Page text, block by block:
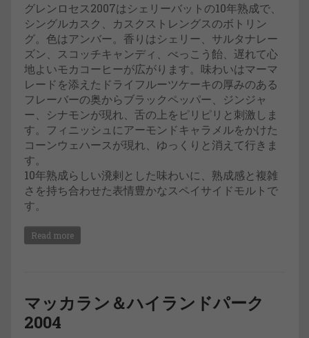
グレンロセス2007はシェリーバットの10年熟成で、
シングルカスク、カスクストレングスのボトリン
グ。色はアンバー。香りはシェリー、サルタナレー
ズン、スコッチキャンディ、べっこう飴、遅れて心
地よいモカコーヒーが広がります。味わいはマーマ
レードを添えたドライフルーツケーキの厚みのある
フレーバーの奥からブラックペッパー、ジンジャ
ー、シナモンが現れ、舌の上をピリピリと刺激しま
す。フィニッシュにアーモンドキャラメルをかけた
コーンウェハースが現れ、ゆっくりと消えて行きま
す。
10年熟成らしい溌剌とした味わいに、熟成感と複雑
さを持ち合わせた表情豊かなスペイサイドモルトで
す。
Read more
マッカラン＆ハイランドパーク
2004